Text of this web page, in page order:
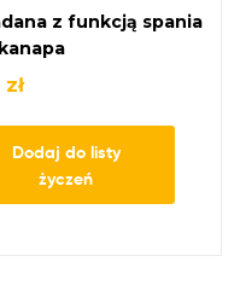
z funkcją spania
zł
Dodaj do listy
życzeń